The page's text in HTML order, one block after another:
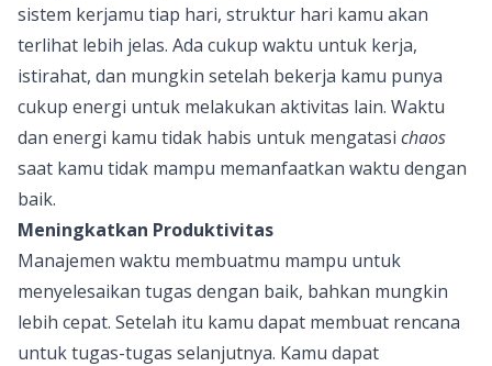
sistem kerjamu tiap hari, struktur hari kamu akan
terlihat lebih jelas. Ada cukup waktu untuk kerja,
istirahat, dan mungkin setelah bekerja kamu punya
cukup energi untuk melakukan aktivitas lain. Waktu
dan energi kamu tidak habis untuk mengatasi chaos
saat kamu tidak mampu memanfaatkan waktu dengan
baik.
Meningkatkan Produktivitas
Manajemen waktu membuatmu mampu untuk
menyelesaikan tugas dengan baik, bahkan mungkin
lebih cepat. Setelah itu kamu dapat membuat rencana
untuk tugas-tugas selanjutnya. Kamu dapat